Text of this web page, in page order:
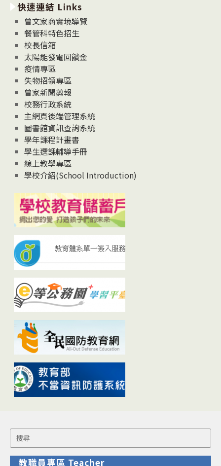
消
息
News
快速連結 Links
曾文家商實境導覽
餐管科特色招生
校長信箱
太陽能發電回饋金
疫情專區
失物招領專區
曾家新聞剪報
校務行政系統
主網頁後端管理系統
圖書館資訊查詢系統
學年課程計畫書
學生選課輔導手冊
線上教學專區
學校介紹(School Introduction)
Search
for:
教職員專區 Teacher